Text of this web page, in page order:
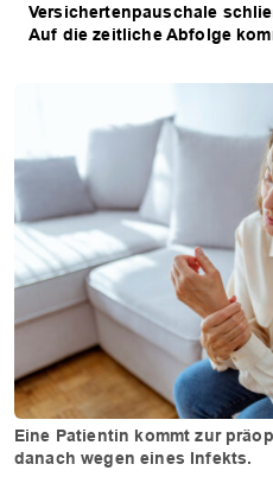
Versichertenpauschale
Auf die zeitliche Abfolge
Eine Patientin kommt zur
danach wegen eines Infekts.